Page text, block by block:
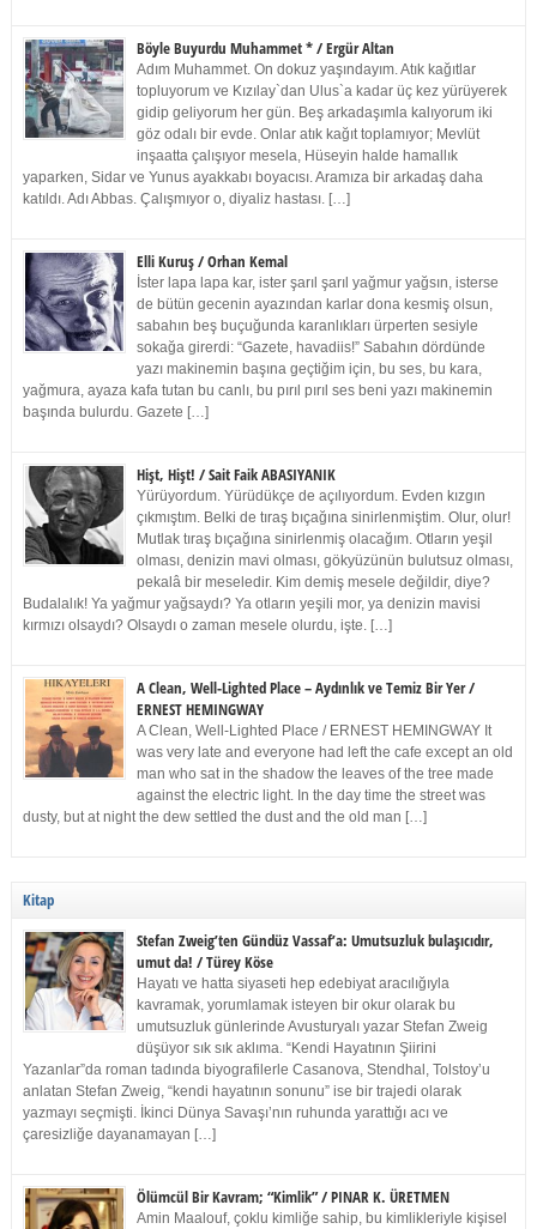
Böyle Buyurdu Muhammet * / Ergür Altan
Adım Muhammet. On dokuz yaşındayım. Atık kağıtlar
topluyorum ve Kızılay`dan Ulus`a kadar üç kez yürüyerek
gidip geliyorum her gün. Beş arkadaşımla kalıyorum iki
göz odalı bir evde. Onlar atık kağıt toplamıyor; Mevlüt
inşaatta çalışıyor mesela, Hüseyin halde hamallık
yaparken, Sidar ve Yunus ayakkabı boyacısı. Aramıza bir arkadaş daha
katıldı. Adı Abbas. Çalışmıyor o, diyaliz hastası. […]
Elli Kuruş / Orhan Kemal
İster lapa lapa kar, ister şarıl şarıl yağmur yağsın, isterse
de bütün gecenin ayazından karlar dona kesmiş olsun,
sabahın beş buçuğunda karanlıkları ürperten sesiyle
sokağa girerdi: “Gazete, havadiis!” Sabahın dördünde
yazı makinemin başına geçtiğim için, bu ses, bu kara,
yağmura, ayaza kafa tutan bu canlı, bu pırıl pırıl ses beni yazı makinemin
başında bulurdu. Gazete […]
Hişt, Hişt! / Sait Faik ABASIYANIK
Yürüyordum. Yürüdükçe de açılıyordum. Evden kızgın
çıkmıştım. Belki de tıraş bıçağına sinirlenmiştim. Olur, olur!
Mutlak tıraş bıçağına sinirlenmiş olacağım. Otların yeşil
olması, denizin mavi olması, gökyüzünün bulutsuz olması,
pekalâ bir meseledir. Kim demiş mesele değildir, diye?
Budalalık! Ya yağmur yağsaydı? Ya otların yeşili mor, ya denizin mavisi
kırmızı olsaydı? Olsaydı o zaman mesele olurdu, işte. […]
A Clean, Well-Lighted Place – Aydınlık ve Temiz Bir Yer /
ERNEST HEMINGWAY
A Clean, Well-Lighted Place / ERNEST HEMINGWAY It
was very late and everyone had left the cafe except an old
man who sat in the shadow the leaves of the tree made
against the electric light. In the day time the street was
dusty, but at night the dew settled the dust and the old man […]
Kitap
Stefan Zweig’ten Gündüz Vassaf’a: Umutsuzluk bulaşıcıdır,
umut da! / Türey Köse
Hayatı ve hatta siyaseti hep edebiyat aracılığıyla
kavramak, yorumlamak isteyen bir okur olarak bu
umutsuzluk günlerinde Avusturyalı yazar Stefan Zweig
düşüyor sık sık aklıma. “Kendi Hayatının Şiirini
Yazanlar”da roman tadında biyografilerle Casanova, Stendhal, Tolstoy’u
anlatan Stefan Zweig, “kendi hayatının sonunu” ise bir trajedi olarak
yazmayı seçmişti. İkinci Dünya Savaşı’nın ruhunda yarattığı acı ve
çaresizliğe dayanamayan […]
Ölümcül Bir Kavram; “Kimlik” / PINAR K. ÜRETMEN
Amin Maalouf, çoklu kimliğe sahip, bu kimlikleriyle kişisel